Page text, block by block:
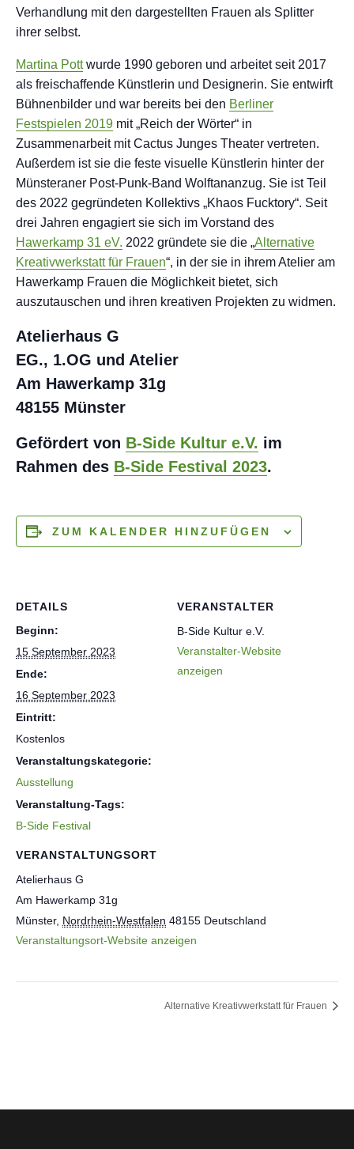
Verhandlung mit den dargestellten Frauen als Splitter
ihrer selbst.
Martina Pottwurde 1990 geboren und arbeitet seit 2017
als freischaffende Künstlerin und Designerin. Sie entwirft
Bühnenbilder und war bereits bei den Berliner
Festspielen 2019 mit „Reich der Wörter“ in
Zusammenarbeit mit Cactus Junges Theater vertreten.
Außerdem ist sie die feste visuelle Künstlerin hinter der
Münsteraner Post-Punk-Band Wolftananzug. Sie ist Teil
des 2022 gegründeten Kollektivs „Khaos Fucktory“. Seit
drei Jahren engagiert sie sich im Vorstand des
Hawerkamp 31 eV. 2022 gründete sie die „Alternative
Kreativwerkstatt für Frauen“, in der sie in ihrem Atelier am
Hawerkamp Frauen die Möglichkeit bietet, sich
auszutauschen und ihren kreativen Projekten zu widmen.
Atelierhaus G
EG., 1.OG und Atelier
Am Hawerkamp 31g
48155 Münster
Gefördert von B-Side Kultur e.V. im
Rahmen des B-Side Festival 2023.
ZUM KALENDER HINZUFÜGEN
DETAILS
Beginn:
15 September 2023
Ende:
16 September 2023
Eintritt:
Kostenlos
Veranstaltungskategorie:
Ausstellung
Veranstaltung-Tags:
B-Side Festival
VERANSTALTUNGSORT
Atelierhaus G
Am Hawerkamp 31g
Münster, Nordrhein-Westfalen 48155 Deutschland
Veranstaltungsort-Website anzeigen
VERANSTALTER
B-Side Kultur e.V.
Veranstalter-Website
anzeigen
Alternative Kreativwerkstatt für Frauen